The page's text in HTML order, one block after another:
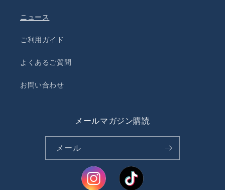
ニュース
ご利用ガイド
よくあるご質問
お問い合わせ
メールマガジン購読
メール